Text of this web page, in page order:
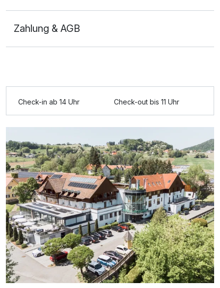
Zahlung & AGB
Check-in ab 14 Uhr Check-out bis 11 Uhr